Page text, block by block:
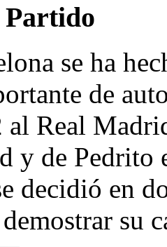
se ha
de
al Real
y de Pedrito
decidió en
su